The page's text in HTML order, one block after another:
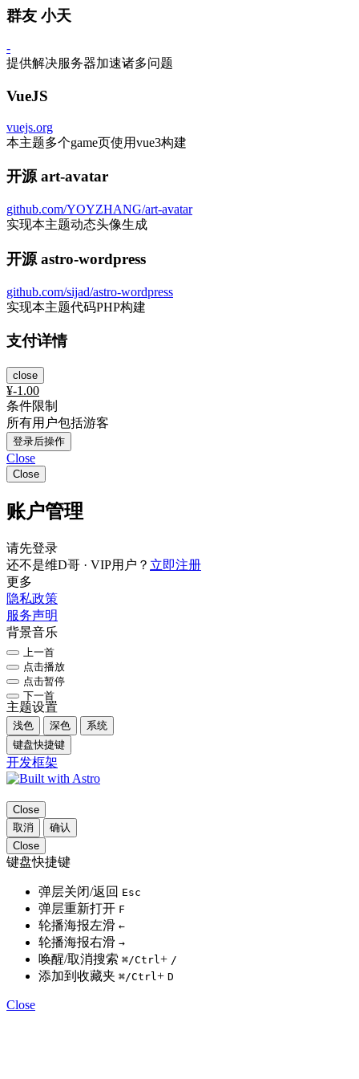
群友 小天
-
提供解决服务器加速诸多问题
VueJS
vuejs.org
本主题多个game页使用vue3构建
开源 art-avatar
github.com/YOYZHANG/art-avatar
实现本主题动态头像生成
开源 astro-wordpress
github.com/sijad/astro-wordpress
实现本主题代码PHP构建
支付详情
close
¥-1.00
条件限制
所有用户包括游客
登录后操作
Close
Close
账户管理
请先登录
还不是维D哥 · VIP用户？ 立即注册
更多
隐私政策
服务声明
背景音乐
上一首
点击播放
点击暂停
下一首
主题设置
浅色 深色
系统
键盘快捷键
开发框架
Close
取消
确认
Close
键盘快捷键
弹层关闭/返回 Esc
弹层重新打开 F
轮播海报左滑 ←
轮播海报右滑 →
唤醒/取消搜索 ⌘/Ctrl + /
添加到收藏夹 ⌘/Ctrl + D
Close